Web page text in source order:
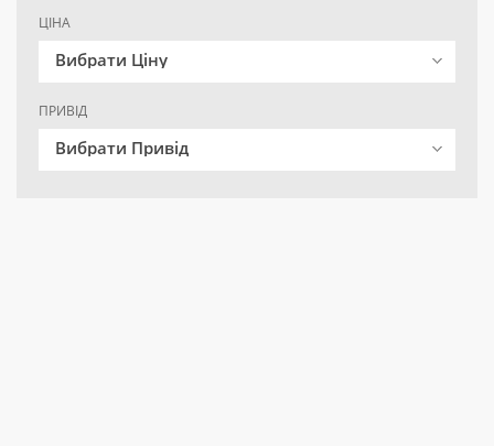
ЦІНА
Вибрати Ціну
ПРИВІД
Вибрати Привід